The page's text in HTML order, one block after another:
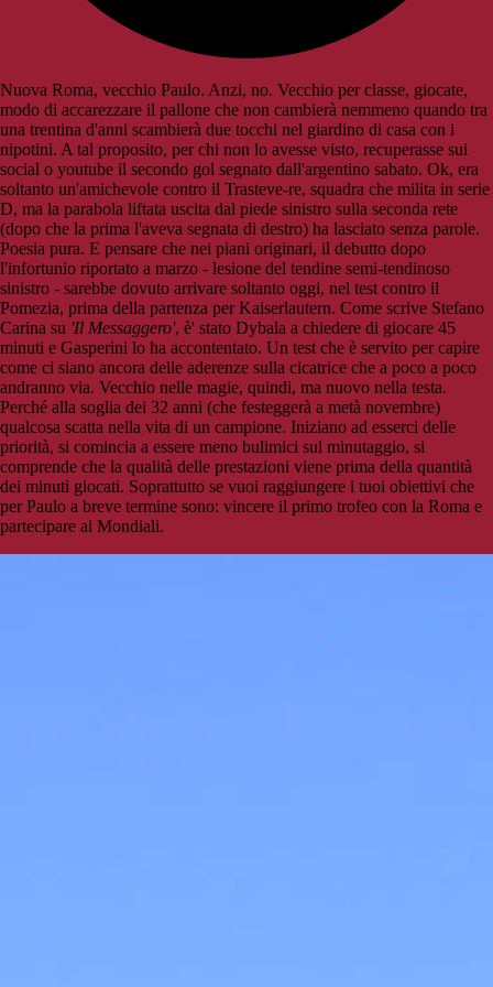
Nuova Roma, vecchio Paulo. Anzi, no. Vecchio per classe, giocate,
modo di accarezzare il pallone che non cambierà nemmeno quando tra
una trentina d'anni scambierà due tocchi nel giardino di casa con i
nipotini. A tal proposito, per chi non lo avesse visto, recuperasse sui
social o youtube il secondo gol segnato dall'argentino sabato. Ok, era
soltanto un'amichevole contro il Trasteve-re, squadra che milita in serie
D, ma la parabola liftata uscita dal piede sinistro sulla seconda rete
(dopo che la prima l'aveva segnata di destro) ha lasciato senza parole.
Poesia pura. E pensare che nei piani originari, il debutto dopo
l'infortunio riportato a marzo - lesione del tendine semi-tendinoso
sinistro - sarebbe dovuto arrivare soltanto oggi, nel test contro il
Pomezia, prima della partenza per Kaiserlautern. Come scrive Stefano
Carina su 'Il Messaggero', è' stato Dybala a chiedere di giocare 45
minuti e Gasperini lo ha accontentato. Un test che è servito per capire
come ci siano ancora delle aderenze sulla cicatrice che a poco a poco
andranno via. Vecchio nelle magie, quindi, ma nuovo nella testa.
Perché alla soglia dei 32 anni (che festeggerà a metà novembre)
qualcosa scatta nella vita di un campione. Iniziano ad esserci delle
priorità, si comincia a essere meno bulimici sul minutaggio, si
comprende che la qualità delle prestazioni viene prima della quantità
dei minuti giocati. Soprattutto se vuoi raggiungere i tuoi obiettivi che
per Paulo a breve termine sono: vincere il primo trofeo con la Roma e
partecipare ai Mondiali.